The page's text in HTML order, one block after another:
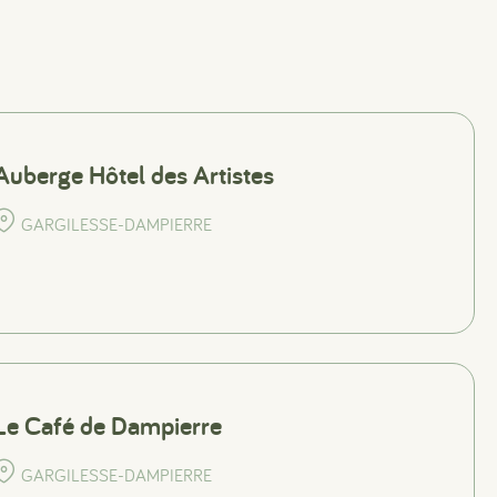
Hôtel des Artistes
GARGILESSE-DAMPIERRE
Café de Dampierre
GARGILESSE-DAMPIERRE